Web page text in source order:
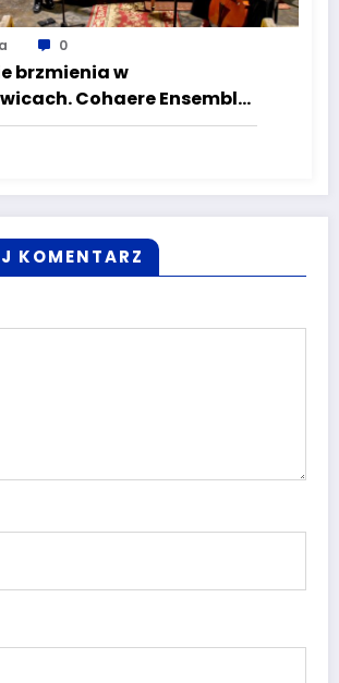
0
brzmienia w
Cohaere Ensemble
KOMENTARZ